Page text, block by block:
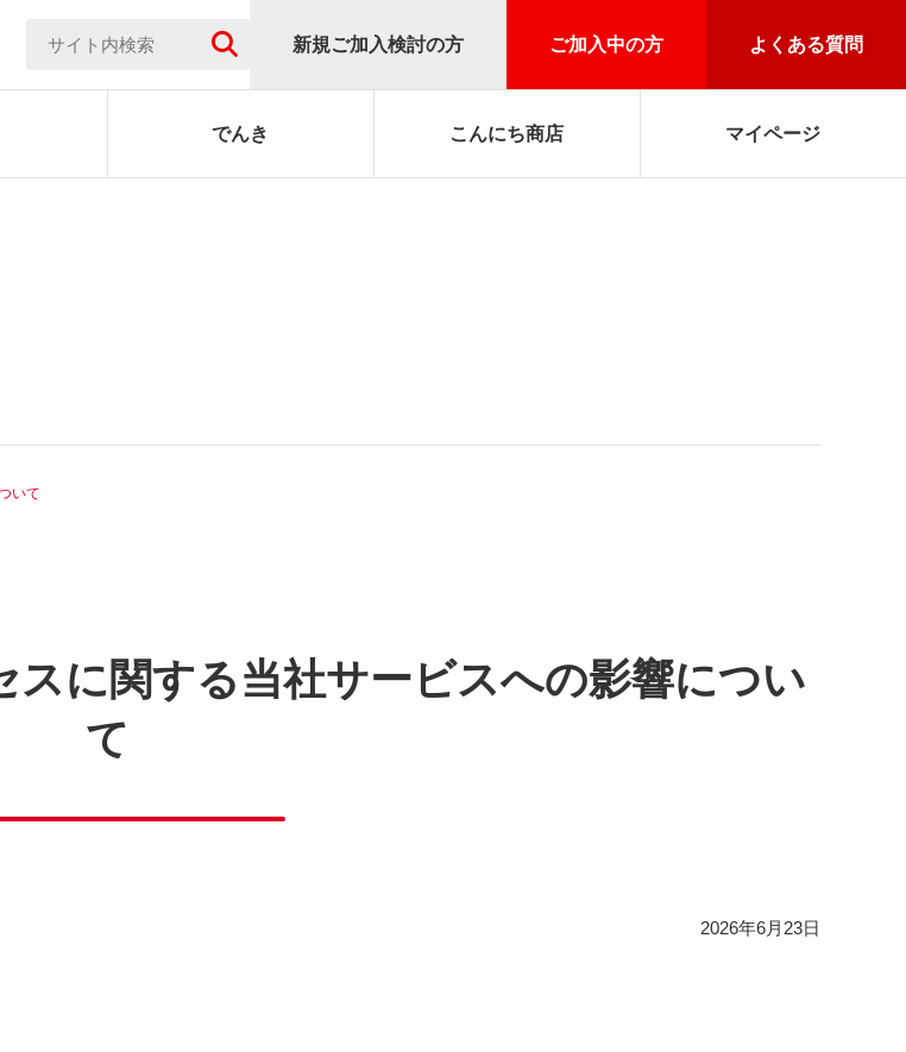
新規ご加入検討の方 ご加入中の方 よくある質問
でんき こんにち商店 マイページ
いて
に関する当社サービスへの影響につい
て
2026年6月23日